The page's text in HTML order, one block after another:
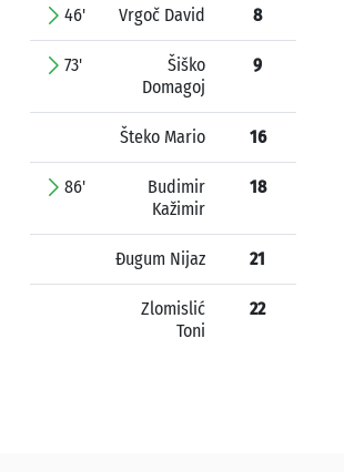
46' Vrgoč David 8
73'
Šiško
Domagoj
9
Šteko Mario 16
86'
Budimir
Kažimir
18
Đugum Nijaz 21
Zlomislić
Toni
22